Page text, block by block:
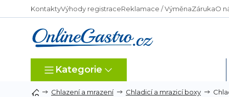
na
KontaktyVýhody registraceReklamace / VýměnaZárukaO
Kategorie
Chlazení a mrazení Chladicí a mrazicí boxy